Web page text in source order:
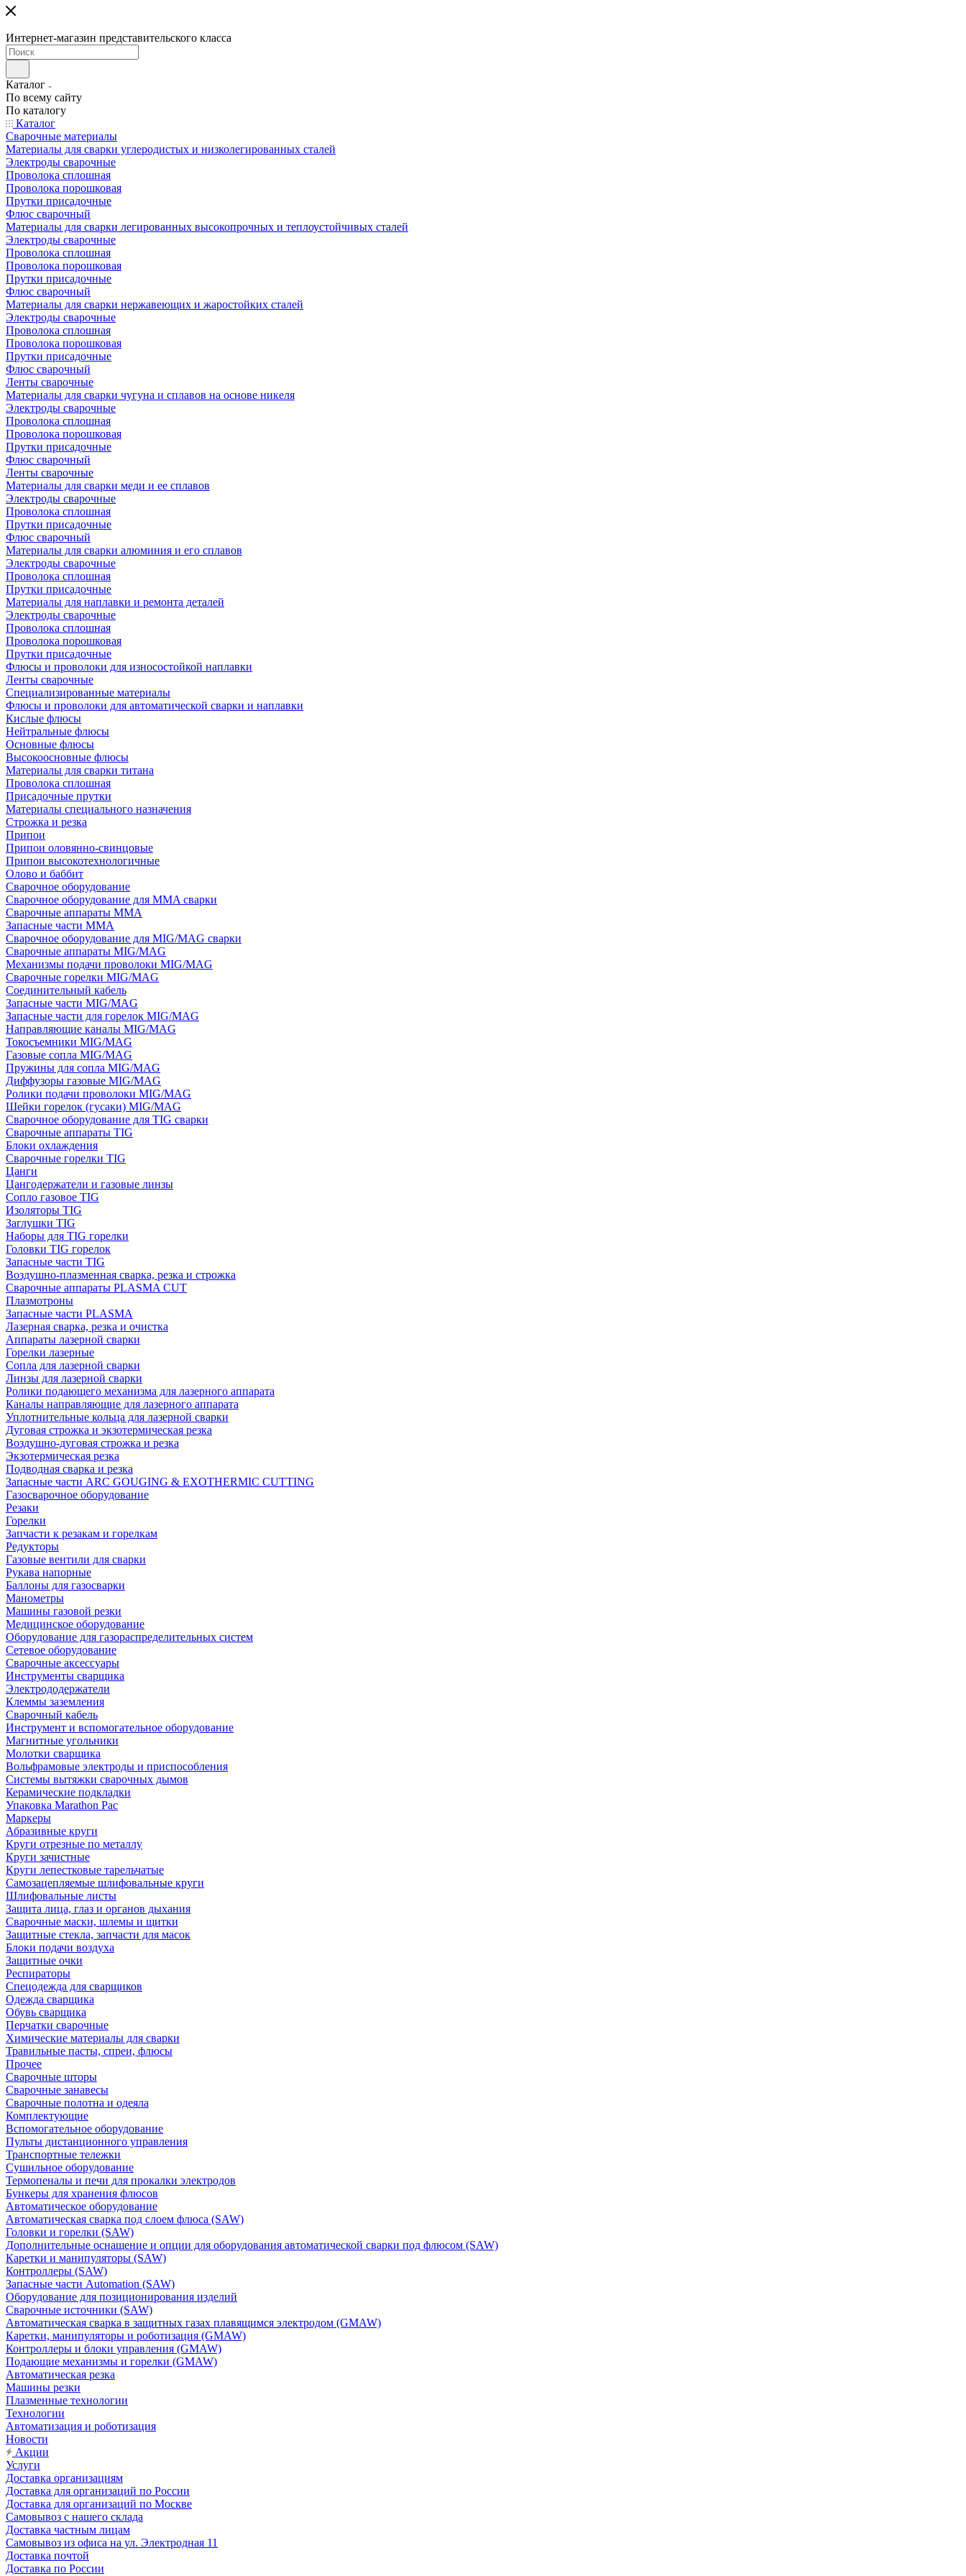
Интернет-магазин представительского класса
Каталог
По всему сайту
По каталогу
Каталог
Сварочные материалы
Материалы для сварки углеродистых и низколегированных сталей
Электроды сварочные
Проволока сплошная
Проволока порошковая
Прутки присадочные
Флюс сварочный
Материалы для сварки легированных высокопрочных и теплоустойчивых сталей
Электроды сварочные
Проволока сплошная
Проволока порошковая
Прутки присадочные
Флюс сварочный
Материалы для сварки нержавеющих и жаростойких сталей
Электроды сварочные
Проволока сплошная
Проволока порошковая
Прутки присадочные
Флюс сварочный
Ленты сварочные
Материалы для сварки чугуна и сплавов на основе никеля
Электроды сварочные
Проволока сплошная
Проволока порошковая
Прутки присадочные
Флюс сварочный
Ленты сварочные
Материалы для сварки меди и ее сплавов
Электроды сварочные
Проволока сплошная
Прутки присадочные
Флюс сварочный
Материалы для сварки алюминия и его сплавов
Электроды сварочные
Проволока сплошная
Прутки присадочные
Материалы для наплавки и ремонта деталей
Электроды сварочные
Проволока сплошная
Проволока порошковая
Прутки присадочные
Флюсы и проволоки для износостойкой наплавки
Ленты сварочные
Специализированные материалы
Флюсы и проволоки для автоматической сварки и наплавки
Кислые флюсы
Нейтральные флюсы
Основные флюсы
Высокоосновные флюсы
Материалы для сварки титана
Проволока сплошная
Присадочные прутки
Материалы специального назначения
Строжка и резка
Припои
Припои оловянно-свинцовые
Припои высокотехнологичные
Олово и баббит
Сварочное оборудование
Сварочное оборудование для MMA сварки
Сварочные аппараты MMA
Запасные части MMA
Сварочное оборудование для MIG/MAG сварки
Сварочные аппараты MIG/MAG
Механизмы подачи проволоки MIG/MAG
Сварочные горелки MIG/MAG
Соединительный кабель
Запасные части MIG/MAG
Запасные части для горелок MIG/MAG
Направляющие каналы MIG/MAG
Токосъемники MIG/MAG
Газовые сопла MIG/MAG
Пружины для сопла MIG/MAG
Диффузоры газовые MIG/MAG
Ролики подачи проволоки MIG/MAG
Шейки горелок (гусаки) MIG/MAG
Сварочное оборудование для TIG сварки
Сварочные аппараты TIG
Блоки охлаждения
Сварочные горелки TIG
Цанги
Цангодержатели и газовые линзы
Сопло газовое TIG
Изоляторы TIG
Заглушки TIG
Наборы для TIG горелки
Головки TIG горелок
Запасные части TIG
Воздушно-плазменная сварка, резка и строжка
Сварочные аппараты PLASMA CUT
Плазмотроны
Запасные части PLASMA
Лазерная сварка, резка и очистка
Аппараты лазерной сварки
Горелки лазерные
Сопла для лазерной сварки
Линзы для лазерной сварки
Ролики подающего механизма для лазерного аппарата
Каналы направляющие для лазерного аппарата
Уплотнительные кольца для лазерной сварки
Дуговая строжка и экзотермическая резка
Воздушно-дуговая строжка и резка
Экзотермическая резка
Подводная сварка и резка
Запасные части ARC GOUGING & EXOTHERMIC CUTTING
Газосварочное оборудование
Резаки
Горелки
Запчасти к резакам и горелкам
Редукторы
Газовые вентили для сварки
Рукава напорные
Баллоны для газосварки
Манометры
Машины газовой резки
Медицинское оборудование
Оборудование для газораспределительных систем
Сетевое оборудование
Сварочные аксессуары
Инструменты сварщика
Электрододержатели
Клеммы заземления
Сварочный кабель
Инструмент и вспомогательное оборудование
Магнитные угольники
Молотки сварщика
Вольфрамовые электроды и приспособления
Системы вытяжки сварочных дымов
Керамические подкладки
Упаковка Marathon Pac
Маркеры
Абразивные круги
Круги отрезные по металлу
Круги зачистные
Круги лепестковые тарельчатые
Самозацепляемые шлифовальные круги
Шлифовальные листы
Защита лица, глаз и органов дыхания
Сварочные маски, шлемы и щитки
Защитные стекла, запчасти для масок
Блоки подачи воздуха
Защитные очки
Респираторы
Спецодежда для сварщиков
Одежда сварщика
Обувь сварщика
Перчатки сварочные
Химические материалы для сварки
Травильные пасты, спреи, флюсы
Прочее
Сварочные шторы
Сварочные занавесы
Сварочные полотна и одеяла
Комплектующие
Вспомогательное оборудование
Пульты дистанционного управления
Транспортные тележки
Сушильное оборудование
Термопеналы и печи для прокалки электродов
Бункеры для хранения флюсов
Автоматическое оборудование
Автоматическая сварка под слоем флюса (SAW)
Головки и горелки (SAW)
Дополнительные оснащение и опции для оборудования автоматической сварки под флюсом (SAW)
Каретки и манипуляторы (SAW)
Контроллеры (SAW)
Запасные части Automation (SAW)
Оборудование для позиционирования изделий
Сварочные источники (SAW)
Автоматическая сварка в защитных газах плавящимся электродом (GMAW)
Каретки, манипуляторы и роботизация (GMAW)
Контроллеры и блоки управления (GMAW)
Подающие механизмы и горелки (GMAW)
Автоматическая резка
Машины резки
Плазменные технологии
Технологии
Автоматизация и роботизация
Новости
Акции
Услуги
Доставка организациям
Доставка для организаций по России
Доставка для организаций по Москве
Самовывоз с нашего склада
Доставка частным лицам
Самовывоз из офиса на ул. Электродная 11
Доставка почтой
Доставка по России